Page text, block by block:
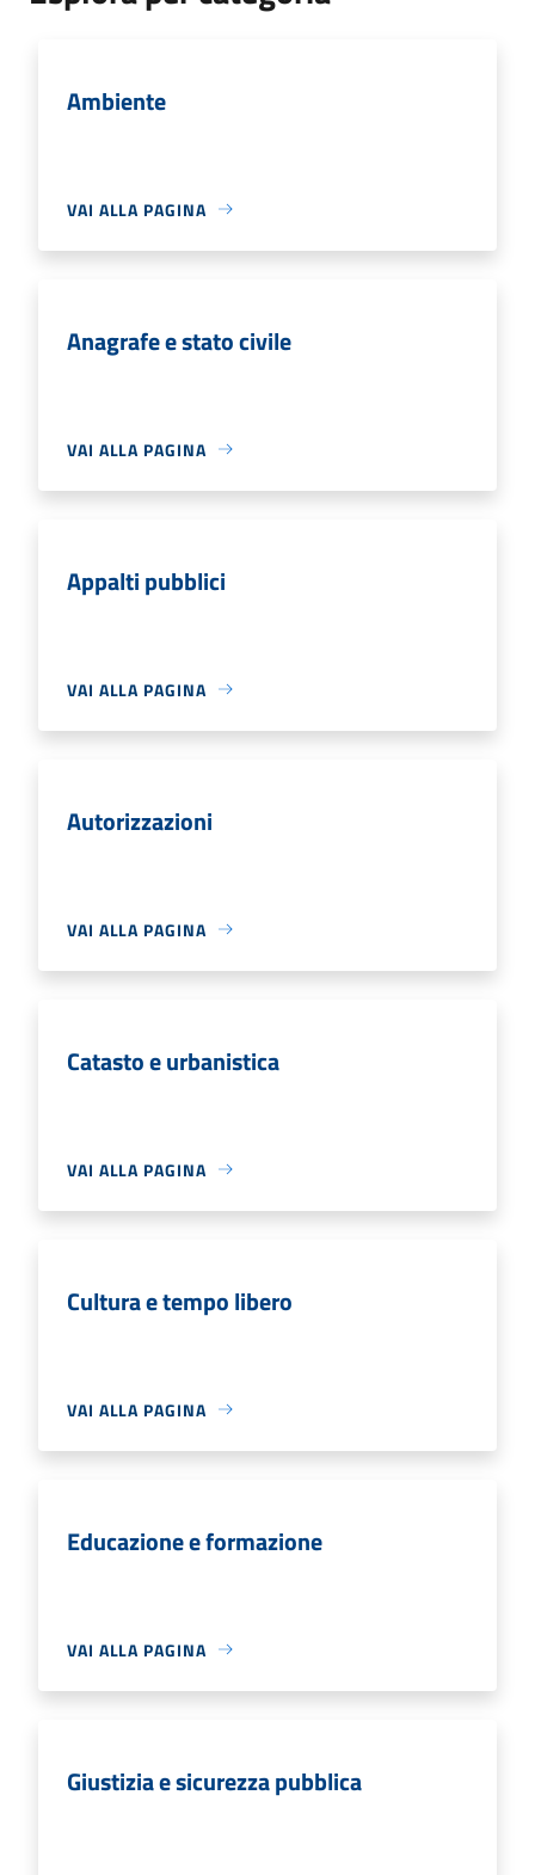
Ambiente
VAI ALLA PAGINA
Anagrafe e stato civile
VAI ALLA PAGINA
Appalti pubblici
VAI ALLA PAGINA
Autorizzazioni
VAI ALLA PAGINA
Catasto e urbanistica
VAI ALLA PAGINA
Cultura e tempo libero
VAI ALLA PAGINA
Educazione e formazione
VAI ALLA PAGINA
Giustizia e sicurezza pubblica